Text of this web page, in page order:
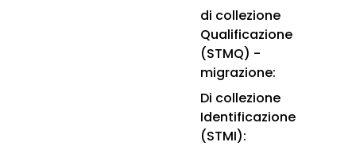
di collezione
Qualificazione
(STMQ) -
migrazione:
Di collezione
Identificazione
(STMI):